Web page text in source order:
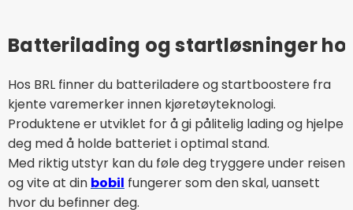
Batterilading og startløsninger hos
Hos BRL finner du batteriladere og startboostere fra
kjente varemerker innen kjøretøyteknologi.
Produktene er utviklet for å gi pålitelig lading og hjelpe
deg med å holde batteriet i optimal stand.
Med riktig utstyr kan du føle deg tryggere under reisen
og vite at din bobil fungerer som den skal, uansett
hvor du befinner deg.